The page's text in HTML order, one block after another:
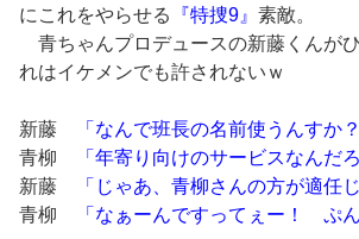
にこれをやらせる
『特捜9』 素敵。
青ちゃんプロデュースの新藤くんが
れはイケメンでも許されないｗ
新藤
「なんで班長の名前使うんすか？
青柳
「年寄り向けのサービスなんだろ
新藤
「じゃあ、青柳さんの方が適任
青柳
「なぁーんですってぇー！ ぷん